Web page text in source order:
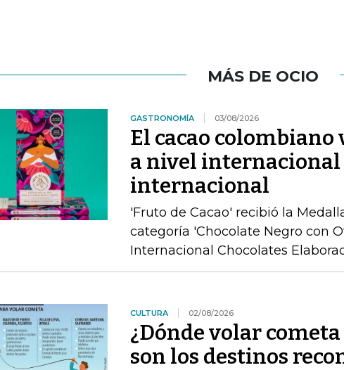
MÁS DE OCIO
GASTRONOMÍA 03/08/2026
El cacao colombiano
a nivel internacional
internacional
'Fruto de Cacao' recibió la
categoría 'Chocolate Negro con
Internacional Chocolates
CULTURA 02/08/2026
¿Dónde volar cometa
son los destinos